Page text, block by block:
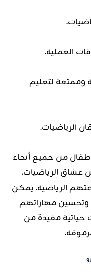
العملية.
وممتعة لتعليم
الرياضيات.
من جميع أنحاء
عشاق الرياضيات،
الرياضية. يمكن
مهاراتهم
مفيدة من